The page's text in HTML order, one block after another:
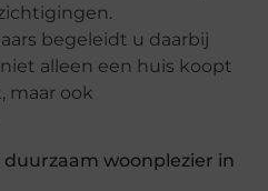
begeleidt u daarbij
alleen een huis koopt
maar ook
duurzaam woonplezier in